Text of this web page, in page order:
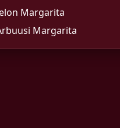
Margarita
Margarita